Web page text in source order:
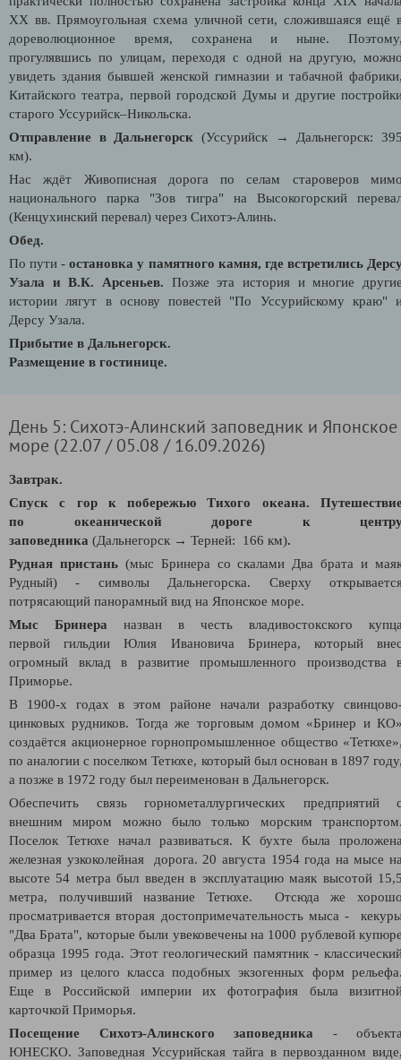
XX вв. Прямоугольная схема уличной сети, сложившаяся ещё
дореволюционное время, сохранена и ныне.
прогулявшись по улицам, переходя с одной на другую,
увидеть здания бывшей женской гимназии и табачной
Китайского театра, первой городской Думы и другие
старого Уссурийск–Никольска.
Отправление в Дальнегорск (Уссурийск → Дальнегорск:
км).
Нас ждёт Живописная дорога по селам староверов
национального парка "Зов тигра" на Высокогорский
(Кенцухинский перевал) через Сихотэ-Алинь.
Обед.
По пути -остановка у памятного камня, где встретились
Узала и В.К. Арсеньев. Позже эта история и многие
истории лягут в основу повестей "По Уссурийскому краю"
Дерсу Узала.
Прибытие в Дальнегорск.
Размещение в гостинице.
День 5: Сихотэ-Алинский заповедник и Японское
море (22.07 / 05.08 / 16.09.2026)
Завтрак.
Спуск с гор к побережью Тихого океана.
по океанической дороге к
заповедника (Дальнегорск → Терней: 166 км).
Рудная пристань (мыс Бринера со скалами Два брата и
Рудный) - символы Дальнегорска. Сверху
потрясающий панорамный вид на Японское море.
Мыс Бринера назван в честь владивостокского
первой гильдии Юлия Ивановича Бринера, который
огромный вклад в развитие промышленного производства
Приморье.
В 1900-х годах в этом районе начали разработку
цинковых рудников. Тогда же торговым домом «Бринер и
создаётся акционерное горнопромышленное общество
по аналогии с поселком Тетюхе, который был основан в 1897
а позже в 1972 году был переименован в Дальнегорск.
Обеспечить связь горнометаллургических предприятий
внешним миром можно было только морским
Поселок Тетюхе начал развиваться. К бухте была
железная узкоколейная дорога. 20 августа 1954 года на мысе
высоте 54 метра был введен в эксплуатацию маяк высотой
метра, получивший название Тетюхе. Отсюда же
просматривается вторая достопримечательность мыса -
"Два Брата", которые были увековечены на 1000 рублевой
образца 1995 года. Этот геологический памятник -
пример из целого класса подобных экзогенных форм
Еще в Российской империи их фотография была
карточкой Приморья.
Посещение Сихотэ-Алинского заповедника -
ЮНЕСКО. Заповедная Уссурийская тайга в первозданном